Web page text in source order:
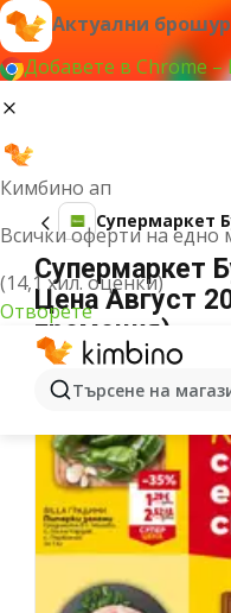
Актуални
Добавете в Chrome
Кимбино ап
Всички оферти на едно
(14,1 хил. оценки)
Отворете
Търсене на
Супермаркет
Супермаркет
Цена Август
промоция)